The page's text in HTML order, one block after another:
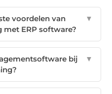
voordelen van
ERP software?
▼
bij
▼